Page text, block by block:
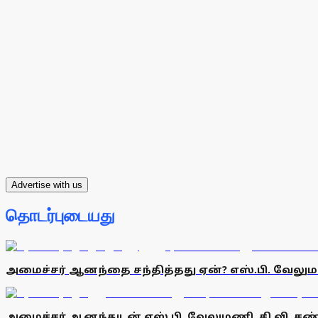
Advertise with us
தொடர்புடையது
அமைச்சர் ஆனந்தை சந்தித்தது ஏன்? எஸ்.பி.